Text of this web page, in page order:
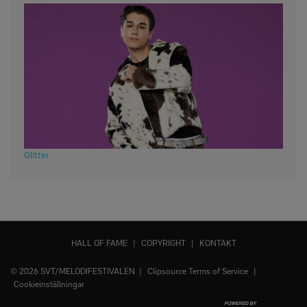
Glitter
HALL OF FAME COPYRIGHT KONTAKT
© 2026 SVT/MELODIFESTIVALEN | Clipsource Terms of Service
Cookieinställningar